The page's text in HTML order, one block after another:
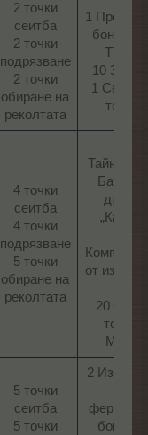
2 точки
сеитба
2 точки
подрязване
2 точки
обиране на
реколтата​
1
бонус
ТТО L
10
1
токен​
4 точки
сеитба
4 точки
подрязване
5 точки
обиране на
реколтата​
Бахама-
дърво
„Кауаи“
от
20 Спец.
тор на
Мими​
5 точки
сеитба
5 точки
2
бонуси I